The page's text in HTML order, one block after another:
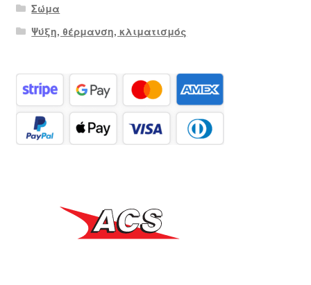
Σώμα
Ψύξη, θέρμανση, κλιματισμός